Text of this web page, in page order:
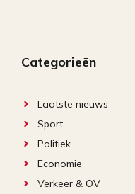
Categorieën
Laatste nieuws
Sport
Politiek
Economie
Verkeer & OV